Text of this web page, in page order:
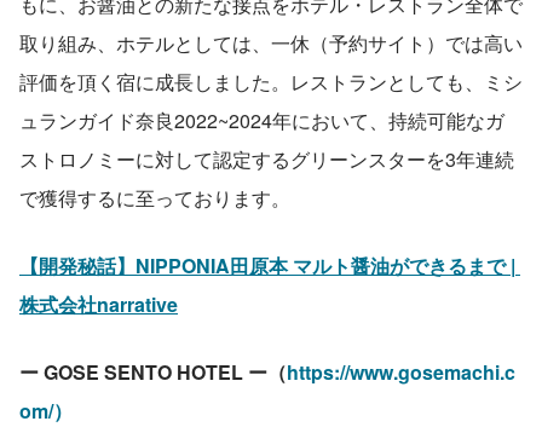
取り組み、ホテルとしては、一休（予約サイト）では高い
評価を頂く宿に成長しました。レストランとしても、ミシ
ュランガイド奈良2022~2024年において、持続可能なガ
ストロノミーに対して認定するグリーンスターを3年連続
で獲得するに至っております。
【開発秘話】NIPPONIA田原本 マルト醤油ができるまで |
株式会社narrative
ー GOSE SENTO HOTEL ー（https://www.gosemachi.c
om/）